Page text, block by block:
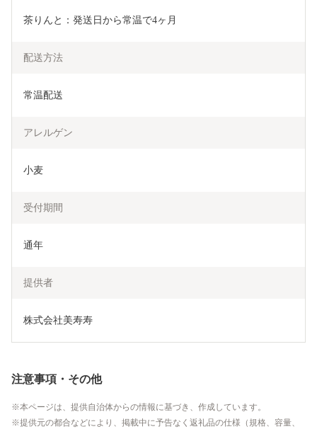
茶りんと：発送日から常温で4ヶ月
配送方法
常温配送
アレルゲン
小麦
受付期間
通年
提供者
株式会社美寿寿
注意事項・その他
本ページは、提供自治体からの情報に基づき、作成しています。
提供元の都合などにより、掲載中に予告なく返礼品の仕様（規格、容量、